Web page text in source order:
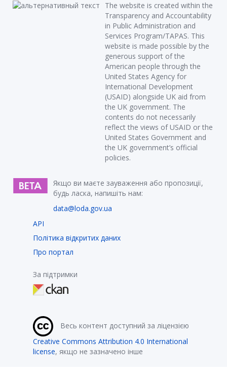
The website is created within the
Transparency and Accountability
in Public Administration and
Services Program/TAPAS. This
website is made possible by the
generous support of the
American people through the
United States Agency for
International Development
(USAID) alongside UK aid from
the UK government. The
contents do not necessarily
reflect the views of USAID or the
United States Government and
the UK government’s official
policies.
Якщо ви маєте зауваження або пропозиції,
будь ласка, напишіть нам:
data@loda.gov.ua
API
Політика відкритих даних
Про портал
За підтримки
Весь контент доступний за ліцензією
Creative Commons Attribution 4.0 International
license, якщо не зазначено інше